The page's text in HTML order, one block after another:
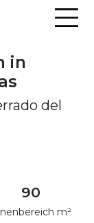
in
del
90
m²